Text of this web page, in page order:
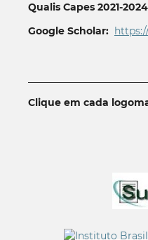
Qualis Capes 2021-
Google Scholar:
Clique em cada